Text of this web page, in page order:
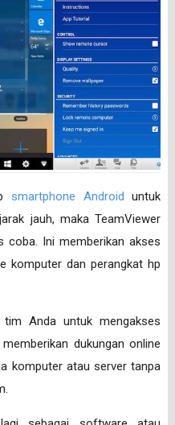
smartphone Android untuk
jauh, maka TeamViewer
coba. Ini memberikan akses
komputer dan perangkat hp
Anda untuk mengakses
dukungan online
komputer atau server tanpa